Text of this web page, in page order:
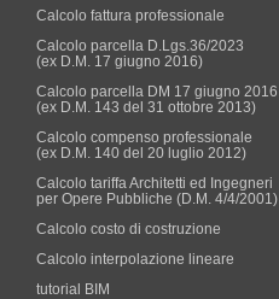
Calcolo fattura professionale
Calcolo parcella D.Lgs.36/2023
(ex D.M. 17 giugno 2016)
Calcolo parcella DM 17 giugno 2016
(ex D.M. 143 del 31 ottobre 2013)
Calcolo compenso professionale
(ex D.M. 140 del 20 luglio 2012)
Calcolo tariffa Architetti ed Ingegneri
per Opere Pubbliche (D.M. 4/4/2001)
Calcolo costo di costruzione
Calcolo interpolazione lineare
tutorial BIM